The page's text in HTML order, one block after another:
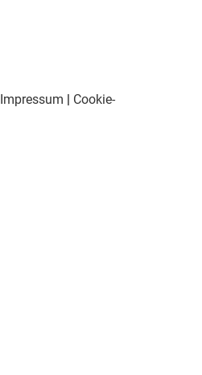
Impressum | Cookie-